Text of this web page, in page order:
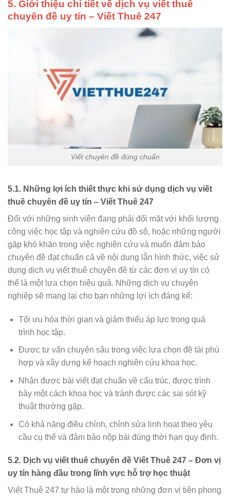
5. Giới thiệu chi tiết về dịch vụ viết thuê
chuyên đề uy tín – Viết Thuê 247
Viết chuyên đề đúng chuẩn
5.1. Những lợi ích thiết thực khi sử dụng dịch vụ viết
thuê chuyên đề uy tín – Viết Thuê 247
Đối với những sinh viên đang phải đối mặt với khối lượng
công việc học tập và nghiên cứu đồ sộ, hoặc những người
gặp khó khăn trong việc nghiên cứu và muốn đảm bảo
chuyên đề đạt chuẩn cả về nội dung lẫn hình thức, việc sử
dụng dịch vụ viết thuê chuyên đề từ các đơn vị uy tín có
thể là một lựa chọn hiệu quả. Những dịch vụ chuyên
nghiệp sẽ mang lại cho bạn những lợi ích đáng kể:
Tối ưu hóa thời gian và giảm thiểu áp lực trong quá
trình học tập.
Được tư vấn chuyên sâu trong việc lựa chọn đề tài phù
hợp và xây dựng kế hoạch nghiên cứu khoa học.
Nhận được bài viết đạt chuẩn về cấu trúc, được trình
bày một cách khoa học và tránh được các sai sót kỹ
thuật thường gặp.
Có khả năng điều chỉnh, chỉnh sửa linh hoạt theo yêu
cầu cụ thể và đảm bảo nộp bài đúng thời hạn quy định.
5.2. Dịch vụ viết thuê chuyên đề Viết Thuê 247 – Đơn vị
uy tín hàng đầu trong lĩnh vực hỗ trợ học thuật
Viết Thuê 247 tự hào là một trong những đơn vị tiên phong